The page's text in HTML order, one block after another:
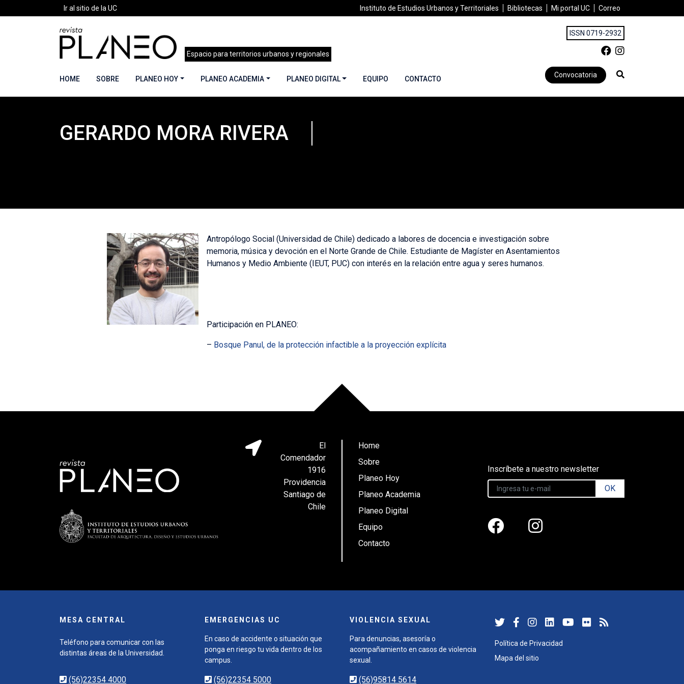
Ir al sitio de la UC Instituto de Estudios Urbanos y Territoriales Bibliotecas Mi portal UC Correo
Espacio para territorios urbanos y regionales
ISSN 0719-2932
HOME SOBRE PLANEO HOY PLANEO ACADEMIA PLANEO DIGITAL EQUIPO CONTACTO Convocatoria
Portada»Planeo Hoy »COLABORADORES Gerardo Mora Rivera
GERARDO MORA RIVERA
Antropólogo Social (Universidad de Chile) dedicado a labores de docencia e investigación sobre
memoria, música y devoción en el Norte Grande de Chile. Estudiante de Magíster en Asentamientos
Humanos y Medio Ambiente (IEUT, PUC) con interés en la relación entre agua y seres humanos.
Participación en PLANEO:
– Bosque Panul, de la protección infactible a la proyección explícita
El
Comendador
1916
Providencia
Santiago de
Chile
Home
Sobre
Planeo Hoy
Planeo Academia
Planeo Digital
Equipo
Contacto
Inscríbete a nuestro newsletter
OK
MESA CENTRAL
Teléfono para comunicar con las
distintas áreas de la Universidad.
(56)22354 4000
EMERGENCIAS UC
En caso de accidente o situación que
ponga en riesgo tu vida dentro de los
campus.
(56)22354 5000
VIOLENCIA SEXUAL
Para denuncias, asesoría o
acompañamiento en casos de violencia
sexual.
(56)95814 5614
Política de Privacidad
Mapa del sitio